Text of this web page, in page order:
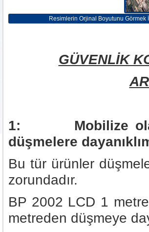
Resimlerin Orjinal Boyutunu Görmek
GÜVENLİK
1: Mobilize olarak
düşmelere
Bu tür ürünler
zorundadır.
BP 2002 LCD 1
metreden düşmeye